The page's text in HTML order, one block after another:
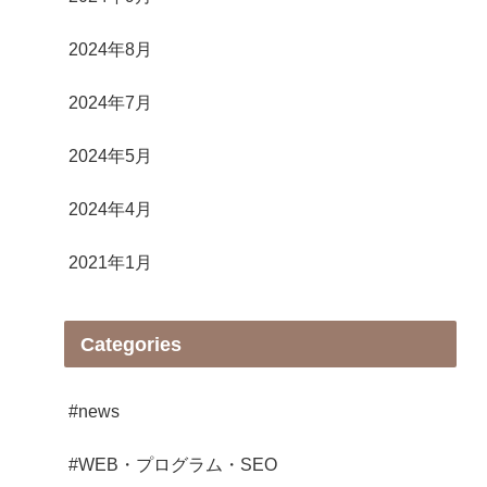
2024年8月
2024年7月
2024年5月
2024年4月
2021年1月
Categories
#news
#WEB・プログラム・SEO